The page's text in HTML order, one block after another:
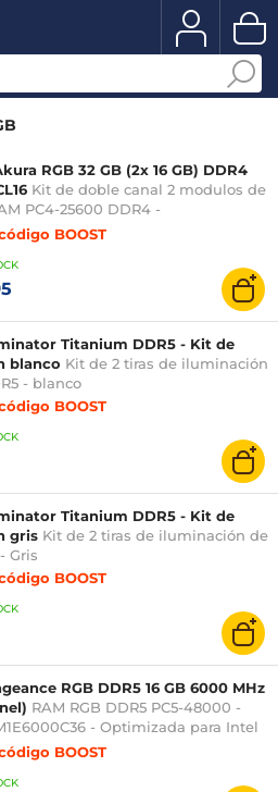
RGB 32 GB (2x 16 GB) DDR4
Kit de doble canal 2 modulos de
PC4-25600 DDR4 -
BOOST
Titanium DDR5 - Kit de
blanco Kit de 2 tiras de iluminación
- blanco
BOOST
Titanium DDR5 - Kit de
gris Kit de 2 tiras de iluminación de
Gris
BOOST
RGB DDR5 16 GB 6000 MHz
RAM RGB DDR5 PC5-48000 -
- Optimizada para Intel
BOOST